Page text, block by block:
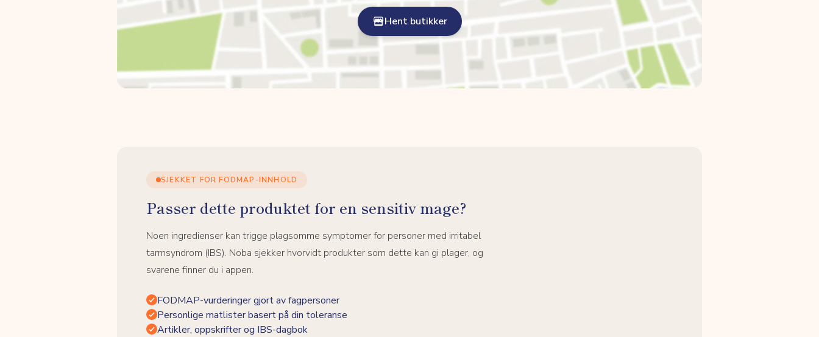
Hent butikker
SJEKKET FOR FODMAP-INNHOLD
Passer dette produktet for en sensitiv mage?
Noen ingredienser kan trigge plagsomme symptomer for personer med irritabel
tarmsyndrom (IBS). Noba sjekker hvorvidt produkter som dette kan gi plager, og
svarene finner du i appen.
FODMAP-vurderinger gjort av fagpersoner
Personlige matlister basert på din toleranse
Artikler, oppskrifter og IBS-dagbok